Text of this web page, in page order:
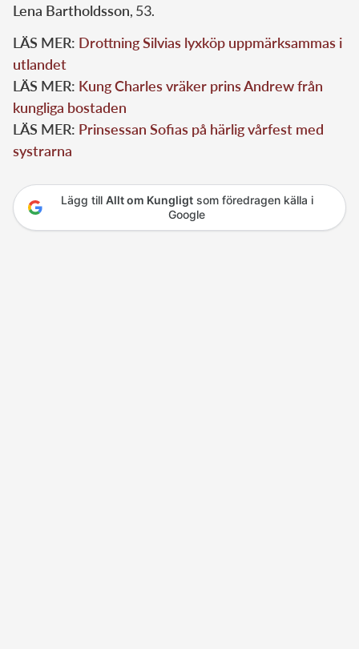
Lena Bartholdsson, 53.
LÄS MER: Drottning Silvias lyxköp uppmärksammas i
utlandet
LÄS MER: Kung Charles vräker prins Andrew från
kungliga bostaden
LÄS MER: Prinsessan Sofias på härlig vårfest med
systrarna
Lägg till Allt om Kungligtsom föredragen källa i
Google